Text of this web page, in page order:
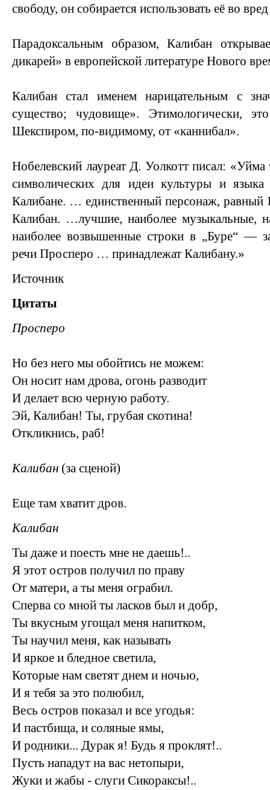
свободу, он собирается использовать её во
Парадоксальным образом, Калибан
дикарей» в европейской литературе Нового
Калибан стал именем нарицательным с
существо; чудовище». Этимологически,
Шекспиром, по-видимому, от «каннибал».
Нобелевский лауреат Д. Уолкотт писал: «Уйма
символических для идеи культуры и
Калибане. … единственный персонаж,
Калибан. …лучшие, наиболее музыкальные,
наиболее возвышенные строки в „Буре“ —
речи Просперо … принадлежат Калибану.»
Источник
Цитаты
Просперо
Но без него мы обойтись не можем:
Он носит нам дрова, огонь разводит
И делает всю черную работу.
Эй, Калибан! Ты, грубая скотина!
Откликнись, раб!
Калибан (за сценой)
Еще там хватит дров.
Калибан
Ты даже и поесть мне не даешь!..
Я этот остров получил по праву
От матери, а ты меня ограбил.
Сперва со мной ты ласков был и добр,
Ты вкусным угощал меня напитком,
Ты научил меня, как называть
И яркое и бледное светила,
Которые нам светят днем и ночью,
И я тебя за это полюбил,
Весь остров показал и все угодья:
И пастбища, и соляные ямы,
И родники... Дурак я! Будь я проклят!..
Пусть нападут на вас нетопыри,
Жуки и жабы - слуги Сикораксы!..